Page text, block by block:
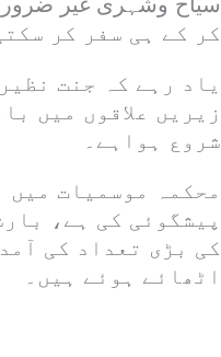
کر کے ہی سفر کر
یاد رہے کہ جنت
زیریں علاقوں میں
شروع ہواہے۔
محکمہ موسمیات
پیشگوئی کی ہے،
کی بڑی تعداد کی
اٹھائے ہوئے ہیں۔